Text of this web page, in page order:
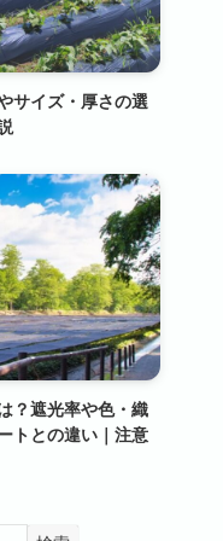
サイズ・厚さの選
？遮光率や色・織
トとの違い｜注意